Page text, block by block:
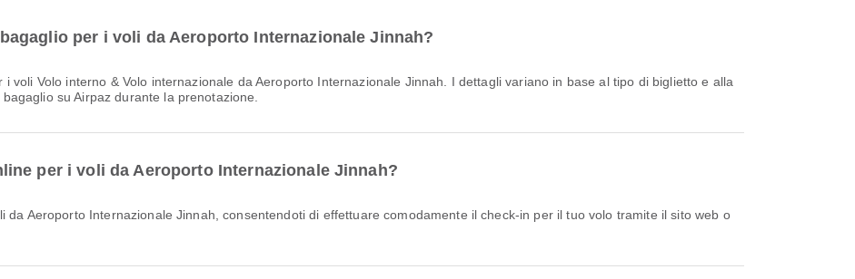
per i voli da Aeroporto Internazionale Jinnah?
su Airpaz durante la prenotazione.
per i voli da Aeroporto Internazionale Jinnah?